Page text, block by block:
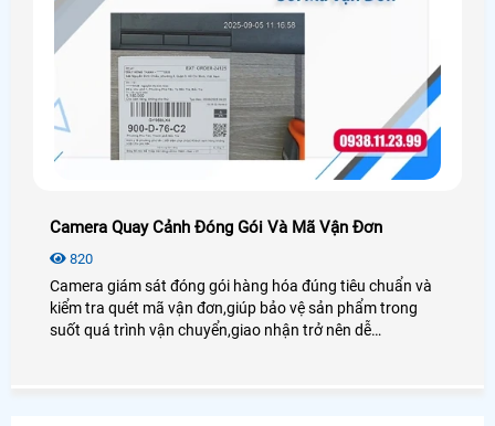
Camera Quay Cảnh Đóng Gói Và Mã Vận Đơn
820
Camera giám sát đóng gói hàng hóa đúng tiêu chuẩn và
kiểm tra quét mã vận đơn,giúp bảo vệ sản phẩm trong
suốt quá trình vận chuyển,giao nhận trở nên dễ